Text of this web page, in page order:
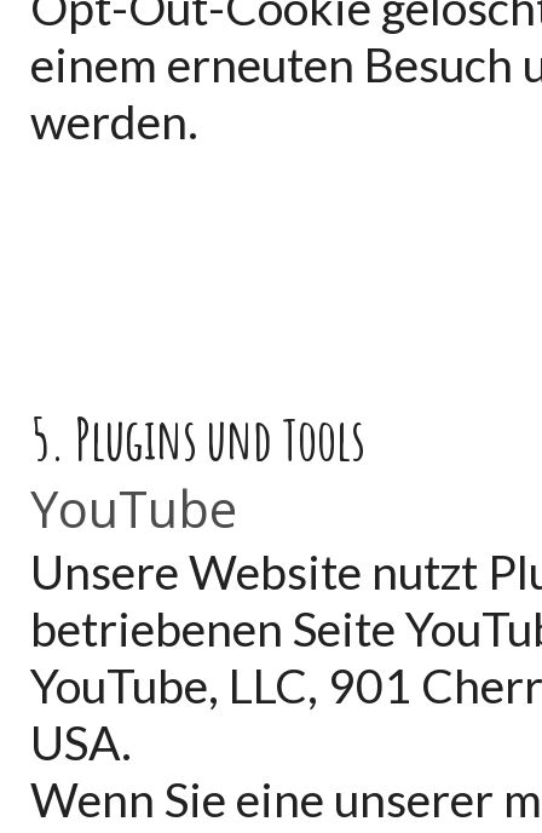
einem erneuten
werden.
5. Plugins und Tools
YouTube
Unsere Website nutzt
betriebenen Seite
YouTube, LLC, 901
USA.
Wenn Sie eine unserer